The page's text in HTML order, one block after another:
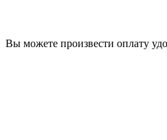
Вы можете произвести оплату